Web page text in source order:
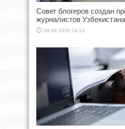
Совет блогеров создан
журналистов Узбекистана
08.08.2026 14:10